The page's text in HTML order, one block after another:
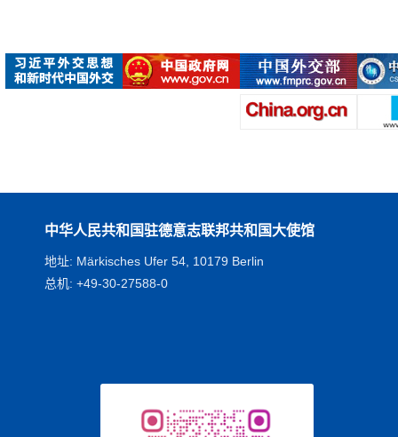
中华人民共和国驻德意志联邦共和国大使馆
地址: Märkisches Ufer 54, 10179 Berlin
总机: +49-30-27588-0